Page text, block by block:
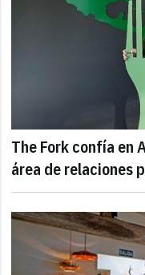
The Fork confía en
área de relaciones